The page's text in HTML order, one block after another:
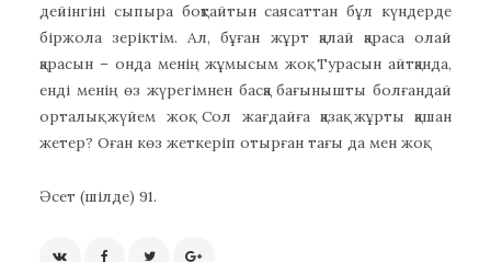
дейінгіні сыпыра боқтайтын саясаттан бұл күндерде
біржола зеріктім. Ал, бұған жұрт қалай қараса олай
қарасын – онда менің жұмысым жоқ. Турасын айтқанда,
енді менің өз жүрегімнен басқа бағынышты болғандай
орталық жүйем жоқ. Сол жағдайға қазақ жұрты қашан
жетер? Оған көз жеткеріп отырған тағы да мен жоқ.
Әсет (шілде) 91.